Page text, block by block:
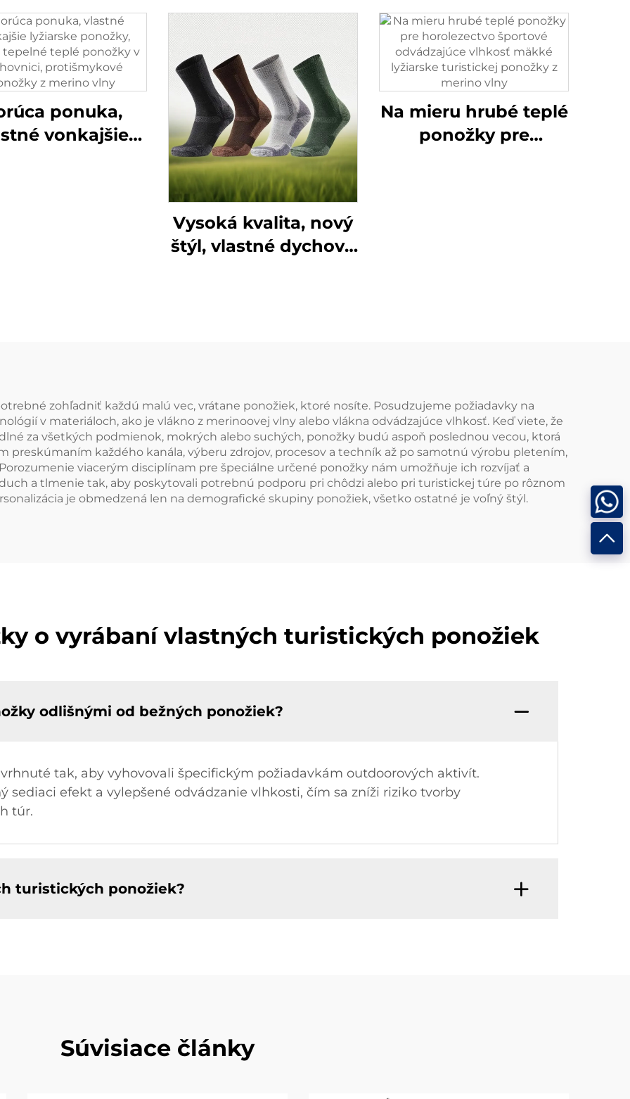
ponuka,
vonkajšie
Vysoká kvalita, nový
štýl, vlastné dychové
Na mieru hrubé teplé
ponožky pre
zohľadniť každú malú vec, vrátane ponožiek, ktoré nosíte. Posudzujeme požiadavky na
v materiáloch, ako je vlákno z merinoovej vlny alebo vlákna odvádzajúce vlhkosť. Keď viete, že
za všetkých podmienok, mokrých alebo suchých, ponožky budú aspoň poslednou vecou, ktorá
preskúmaním každého kanála, výberu zdrojov, procesov a techník až po samotnú výrobu pletením,
viacerým disciplínam pre špeciálne určené ponožky nám umožňuje ich rozvíjať a
a tlmenie tak, aby poskytovali potrebnú podporu pri chôdzi alebo pri turistickej túre po rôznom
je obmedzená len na demografické skupiny ponožiek, všetko ostatné je voľný štýl.
o vyrábaní vlastných turistických ponožiek
odlišnými od bežných ponožiek?
tak, aby vyhovovali špecifickým požiadavkám outdoorových aktivít.
sediaci efekt a vylepšené odvádzanie vlhkosti, čím sa zníži riziko tvorby
túr.
turistických ponožiek?
Súvisiace články